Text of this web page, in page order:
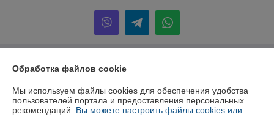
Информация для покупателя
Юридическое лицо:ООО "Инжеком"
г. Минск, ул. Шабаны, 14а, к.40
Обработка файлов cookie
Мы используем файлы cookies для обеспечения удобства
пользователей портала и предоставления персональных
рекомендаций. Вы можете настроить файлы cookies или